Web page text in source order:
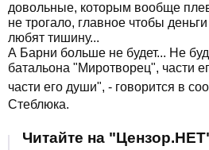
довольные, которым вообще
не трогало, главное чтобы
любят тишину...
А Барни больше не будет... Не
батальона "Миротворец", части
части его души", - говорится в
Стеблюка.
Читайте на